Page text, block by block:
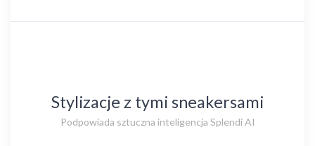
Stylizacje z tymi sneakersami
Podpowiada sztuczna inteligencja Splendi AI